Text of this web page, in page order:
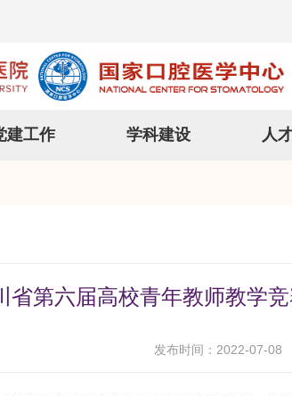
建工作 学科建设 人
省第六届高校青年教师教学
发布时间：2022-07-08